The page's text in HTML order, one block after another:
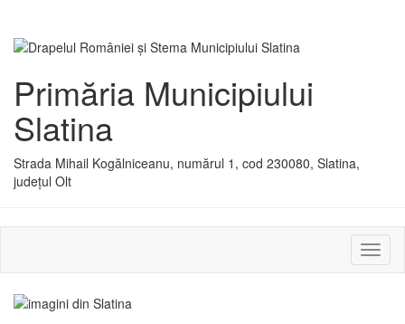
Primăria Municipiului
Slatina
Strada Mihail Kogălniceanu, numărul 1, cod 230080, Slatina,
județul Olt
sau